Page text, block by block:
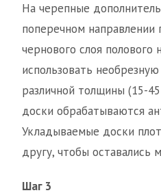
На черепные
поперечном
чернового слоя
использовать
различной толщины (15-
доски обрабатываются
Укладываемые доски
другу, чтобы оставались
Шаг 3